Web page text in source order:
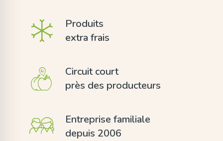
Produits
extra frais
Circuit court
près des producteurs
Entreprise familiale
depuis 2006